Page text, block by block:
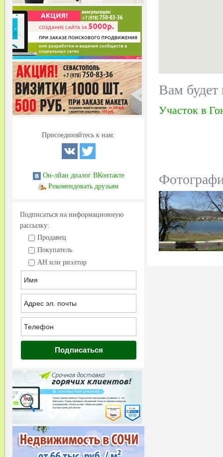
Присоединяйтесь к нам:
Он-лйан диалог ВКонтакте
Рекомендовать друзьям
Подписаться на информационную
рассылку:
Продавец
Покупатель
АН или риэлтор
Вам будет
Участок в